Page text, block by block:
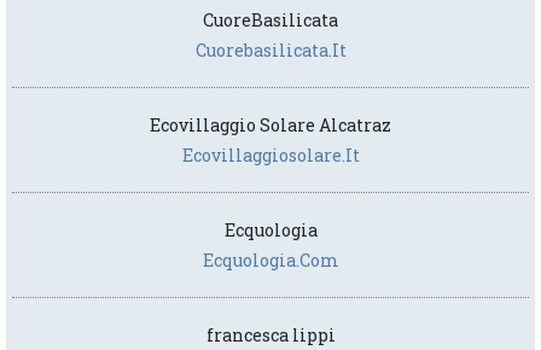
CuoreBasilicata
Cuorebasilicata.it
Ecovillaggio Solare Alcatraz
Ecovillaggiosolare.it
Ecquologia
Ecquologia.com
francesca lippi